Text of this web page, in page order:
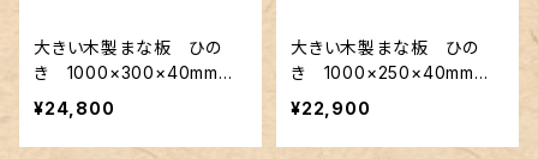
大きい木製まな板 ひの
き 1000×300×40mm
裏に節あり 一枚板
¥24,800
大きい木製まな板 ひの
き 1000×250×40mm
裏に節あり 一枚板
¥22,900